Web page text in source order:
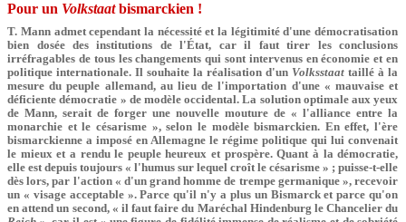
Pour un Volkstaatbismarckien !
T. Mann admet cependant la nécessité et la légitimité d'une démocratisation
bien dosée des institutions de l'État, car il faut tirer les conclusions
irréfragables de tous les changements qui sont intervenus en économie et en
politique internationale. Il souhaite la réalisation d'un Volksstaat taillé à la
mesure du peuple allemand, au lieu de l'importation d'une « mauvaise et
déficiente démocratie » de modèle occidental. La solution optimale aux yeux
de Mann, serait de forger une nouvelle mouture de « l'alliance entre la
monarchie et le césarisme », selon le modèle bismarckien. En effet, l'ère
bismarckienne a imposé en Allemagne le régime politique qui lui convenait
le mieux et a rendu le peuple heureux et prospère. Quant à la démocratie,
elle est depuis toujours « l'humus sur lequel croît le césarisme » ; puisse-t-elle
dès lors, par l'action « d'un grand homme de trempe germanique », recevoir
un « visage acceptable ». Parce qu'il n'y a plus un Bismarck et parce qu'on
en attend un second, « il faut faire du Maréchal Hindenburg le Chancelier du